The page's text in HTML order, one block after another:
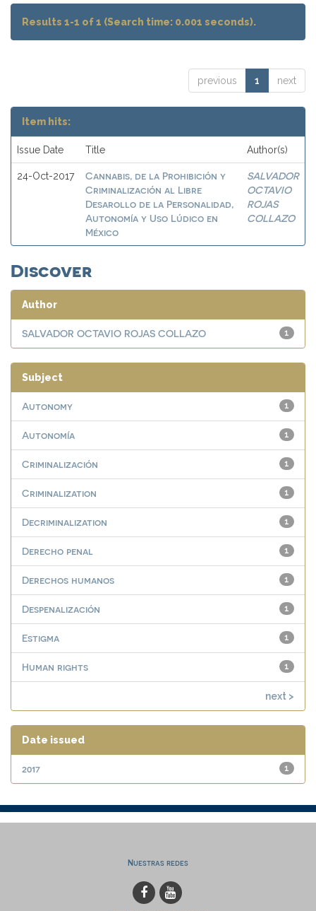
Results 1-1 of 1 (Search time: 0.001 seconds).
previous 1 next
Item hits:
Issue Date Title Author(s)
24-Oct-2017
Cannabis, de la Prohibición y
Criminalización al Libre
Desarollo de la Personalidad,
Autonomía y Uso Lúdico en
México
SALVADOR
OCTAVIO
ROJAS
COLLAZO
Discover
Author
1
SALVADOR OCTAVIO ROJAS COLLAZO
Subject
1
Autonomy
1
Autonomía
1
Criminalización
1
Criminalization
1
Decriminalization
1
Derecho penal
1
Derechos humanos
1
Despenalización
1
Estigma
1
Human rights
next >
Date issued
1
2017
Nuestras redes